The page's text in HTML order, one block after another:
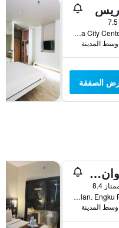
Nagoya City Center Block I No. 8, باتام كوتا, إندونيسيا
الصفقة
هارموني وان كونفينشان هوتل آند سيرفيس آبارتمينتس
8.4
Jalan. Engku Putri Number 1, باتام كوتا, إندونيسيا